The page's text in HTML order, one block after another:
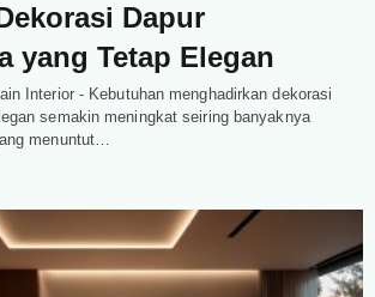
Dapur
yang Tetap Elegan
Interior - Kebutuhan menghadirkan dekorasi
semakin meningkat seiring banyaknya
menuntut…